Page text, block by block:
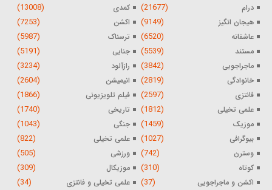
درام (21677) کمدی (13008)
هیجان انگیز (9149) اکشن (7253)
عاشقانه (6520) ترسناک (5987)
مستند (5539) جنایی (5191)
ماجراجویی (3842) رازآلود (3234)
خانوادگی (2819) انیمیشن (2604)
فانتزی (2597) فیلم تلویزیونی (1866)
علمی تخیلی (1812) تاریخی (1740)
موزیک (1459) جنگی (1043)
بیوگرافی (1027) علمی تخیلی (822)
وسترن (742) ورزشی (505)
کوتاه (310) موزیکال (309)
اکشن و ماجراجویی (37) علمی تخیلی و فانتزی (34)